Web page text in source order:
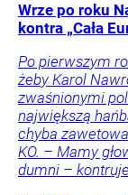
Wrze po roku
kontra „Cała
Po pierwszym
żeby Karol
zwaśnionymi
największą
chyba
KO. – Mamy
dumni –